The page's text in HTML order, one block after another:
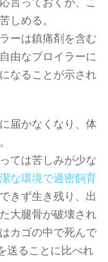
しめる。
ーは鎮痛剤を含む
由なブロイラーに
なることが示され
届かなくなり、体
ては苦しみが少な
な環境で過密飼育
きず生き残り、出
大腿骨が破壊され
カゴの中で死んで
送ることに比べれ